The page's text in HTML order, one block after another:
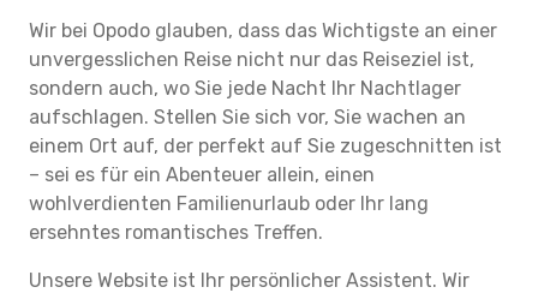
Wir bei Opodo glauben, dass das Wichtigste an einer
unvergesslichen Reise nicht nur das Reiseziel ist,
sondern auch, wo Sie jede Nacht Ihr Nachtlager
aufschlagen. Stellen Sie sich vor, Sie wachen an
einem Ort auf, der perfekt auf Sie zugeschnitten ist
– sei es für ein Abenteuer allein, einen
wohlverdienten Familienurlaub oder Ihr lang
ersehntes romantisches Treffen.
Unsere Website ist Ihr persönlicher Assistent. Wir